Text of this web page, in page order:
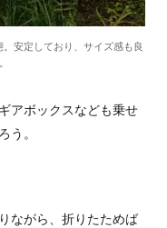
安定しており、サイズ感も良
アボックスなども乗せ
う。
ながら、折りたためば